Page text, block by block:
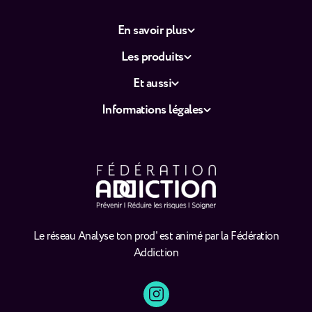
Le réseau Analyse ton prod' est animé par la Fédération
Addiction
En savoir plus
Les produits
Et aussi
Informations légales